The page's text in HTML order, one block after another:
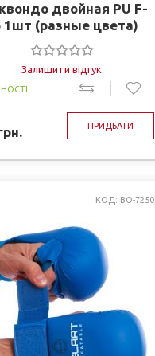
двойная PU F-
1шт (разные цвета)
Залишити відгук
ПРИДБАТИ
КОД: BO-7250